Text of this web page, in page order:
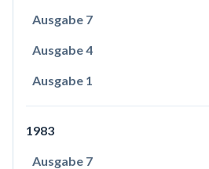
Ausgabe 7
Ausgabe 4
Ausgabe 1
1983
Ausgabe 7